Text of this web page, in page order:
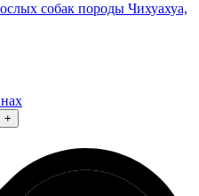
собак породы Чихуахуа,
+